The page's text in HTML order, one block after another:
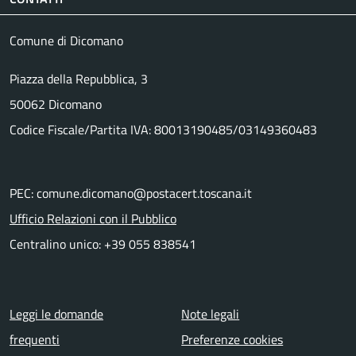
Comune di Dicomano
Piazza della Repubblica, 3
50062 Dicomano
Codice Fiscale/Partita IVA: 80013190485/03149360483
PEC: comune.dicomano@postacert.toscana.it
Ufficio Relazioni con il Pubblico
Centralino unico: +39 055 838541
Menu piè di pagina
Leggi le domande
frequenti
Note legali
Preferenze cookies